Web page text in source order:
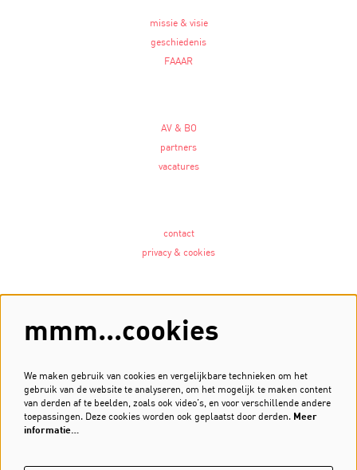
missie & visie
geschiedenis
FAAAR
AV & BO
partners
vacatures
contact
privacy & cookies
Meld je aan voor de nieuwsbrief
Inschrijven
mmm...cookies
We maken gebruik van cookies en vergelijkbare technieken om het
gebruik van de website te analyseren, om het mogelijk te maken content
van derden af te beelden, zoals ook video’s, en voor verschillende andere
toepassingen. Deze cookies worden ook geplaatst door derden. Meer
informatie…